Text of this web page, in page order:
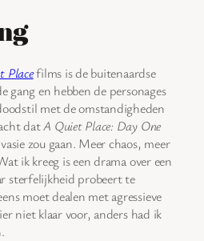
Placefilms is de buitenaardse
gang en hebben de personages
met de omstandigheden
datA Quiet Place: Day One
zou gaan. Meer chaos, meer
ik kreeg is een drama over een
sterfelijkheid probeert te
moet dealen met agressieve
niet klaar voor, anders had ik